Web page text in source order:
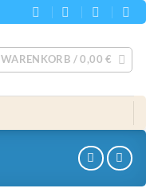
WARENKORB /0,00€